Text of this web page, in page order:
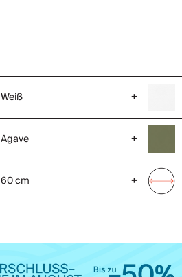
Weiß +
Agave +
60 cm +